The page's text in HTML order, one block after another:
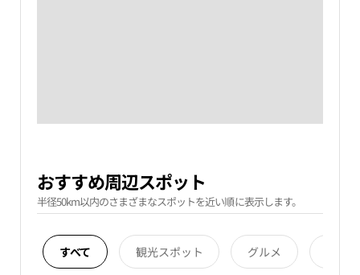
おすすめ周辺スポット
半径50km以内のさまざまなスポットを近い順に表示します。
すべて 観光スポット グルメ